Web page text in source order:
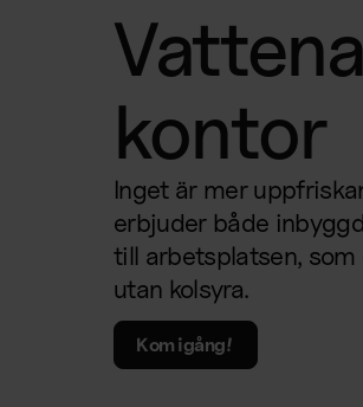
kontor
Inget är mer
erbjuder både
till arbetsplatsen,
utan kolsyra.
Kom igång!